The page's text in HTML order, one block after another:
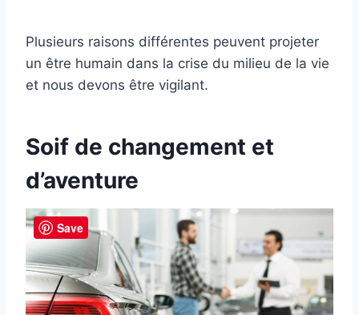
Plusieurs raisons différentes peuvent projeter
un être humain dans la crise du milieu de la vie
et nous devons être vigilant.
Soif de changement et
d’aventure
Save